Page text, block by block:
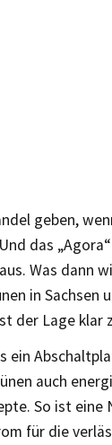
geben,
das
Was dann
in Sachsen
der Lage klar
ein
auch
So ist eine
für die